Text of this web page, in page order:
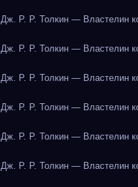
Дж. Р. Р. Толкин — Властелин
Дж. Р. Р. Толкин — Властелин
Дж. Р. Р. Толкин — Властелин
Дж. Р. Р. Толкин — Властелин
Дж. Р. Р. Толкин — Властелин
Дж. Р. Р. Толкин — Властелин